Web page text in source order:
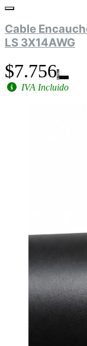
Cable
LS 3X14AWG
$7.756
IVA Incluido